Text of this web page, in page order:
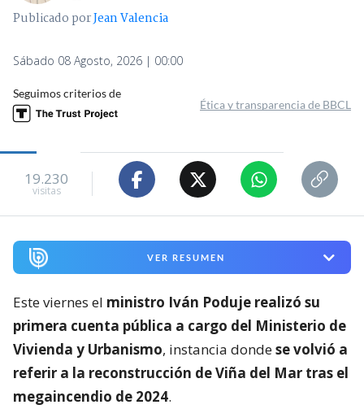
Publicado porJean Valencia
Sábado 08 Agosto, 2026 | 00:00
Seguimos criterios de
Ética y transparencia de BBCL
19.230
visitas
VER RESUMEN
Este viernes el ministro Iván Poduje realizó su
primera cuenta pública a cargo del Ministerio de
Vivienda y Urbanismo, instancia dondese volvió a
referir a la reconstrucción de Viña del Mar tras el
megaincendio de 2024.